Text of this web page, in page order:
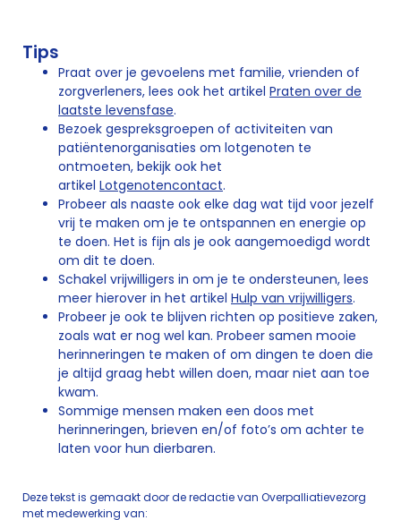
Tips
Praat over je gevoelens met familie, vrienden of
zorgverleners, lees ook het artikel Praten over de
laatste levensfase.
Bezoek gespreksgroepen of activiteiten van
patiëntenorganisaties om lotgenoten te
ontmoeten, bekijk ook het
artikel Lotgenotencontact.
Probeer als naaste ook elke dag wat tijd voor jezelf
vrij te maken om je te ontspannen en energie op
te doen. Het is fijn als je ook aangemoedigd wordt
om dit te doen.
Schakel vrijwilligers in om je te ondersteunen, lees
meer hierover in het artikel Hulp van vrijwilligers.
Probeer je ook te blijven richten op positieve zaken,
zoals wat er nog wel kan. Probeer samen mooie
herinneringen te maken of om dingen te doen die
je altijd graag hebt willen doen, maar niet aan toe
kwam.
Sommige mensen maken een doos met
herinneringen, brieven en/of foto’s om achter te
laten voor hun dierbaren.
Deze tekst is gemaakt door de redactie van Overpalliatievezorg
met medewerking van: